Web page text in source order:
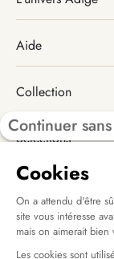
Aide
Collection
Sélections
Nous suivre
Continuer
Cookies
On a attendu d'être
site vous intéresse
mais on aimerait
Les cookies sont